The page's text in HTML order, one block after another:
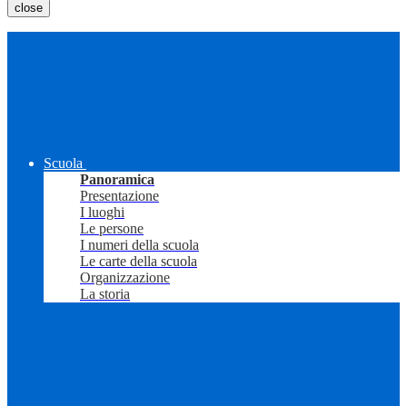
close
Scuola
Panoramica
Presentazione
I luoghi
Le persone
I numeri della scuola
Le carte della scuola
Organizzazione
La storia